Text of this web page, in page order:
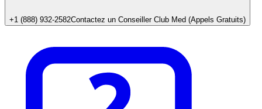
+1 (888) 932-2582Contactez un Conseiller Club Med (Appels Gratuits)